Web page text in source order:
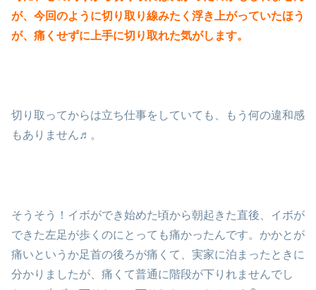
が、今回のように切り取り線みたく浮き上がっていたほう
が、痛くせずに上手に切り取れた気がします。
切り取ってからは立ち仕事をしていても、もう何の違和感
もありません♬。
そうそう！イボができ始めた頃から朝起きた直後、イボが
できた左足が歩くのにとっても痛かったんです。かかとが
痛いというか足首の後ろが痛くて、実家に泊まったときに
分かりましたが、痛くて普通に階段が下りれませんでし